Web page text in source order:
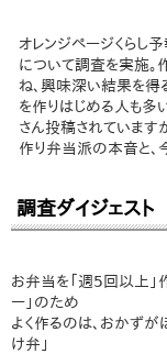
オレンジページくらし
について調査を実施。
ね、興味深い結果を得
を作りはじめる人も多
さん投稿されています
作り弁当派の本音と、
調査ダイジェスト
お弁当を「週5回以上」
ー」のため
よく作るのは、おかずが
け弁」